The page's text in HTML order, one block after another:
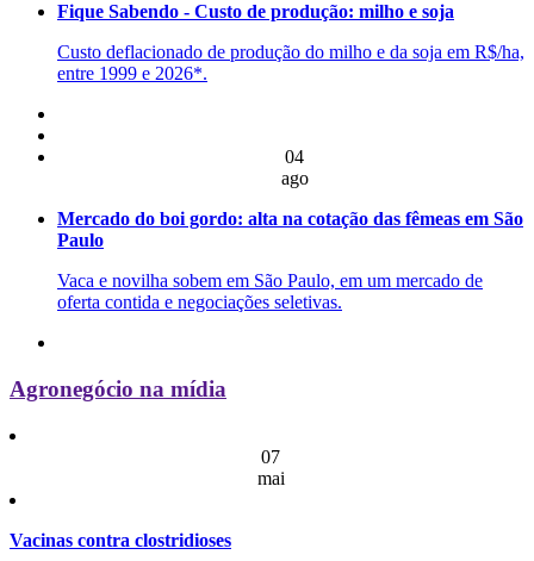
Fique Sabendo - Custo de produção: milho e soja
Custo deflacionado de produção do milho e da soja em R$/ha,
entre 1999 e 2026*.
04
ago
Mercado do boi gordo: alta na cotação das fêmeas em São
Paulo
Vaca e novilha sobem em São Paulo, em um mercado de
oferta contida e negociações seletivas.
Agronegócio na mídia
07
mai
Vacinas contra clostridioses